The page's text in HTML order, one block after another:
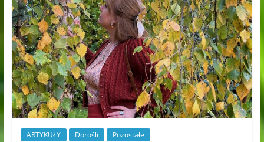
ARTYKUŁY Dorośli Pozostałe